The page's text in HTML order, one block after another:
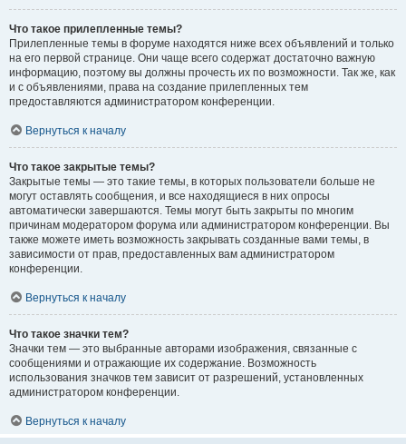
Что такое прилепленные темы?
Прилепленные темы в форуме находятся ниже всех объявлений и только
на его первой странице. Они чаще всего содержат достаточно важную
информацию, поэтому вы должны прочесть их по возможности. Так же, как
и с объявлениями, права на создание прилепленных тем
предоставляются администратором конференции.
Вернуться к началу
Что такое закрытые темы?
Закрытые темы — это такие темы, в которых пользователи больше не
могут оставлять сообщения, и все находящиеся в них опросы
автоматически завершаются. Темы могут быть закрыты по многим
причинам модератором форума или администратором конференции. Вы
также можете иметь возможность закрывать созданные вами темы, в
зависимости от прав, предоставленных вам администратором
конференции.
Вернуться к началу
Что такое значки тем?
Значки тем — это выбранные авторами изображения, связанные с
сообщениями и отражающие их содержание. Возможность
использования значков тем зависит от разрешений, установленных
администратором конференции.
Вернуться к началу